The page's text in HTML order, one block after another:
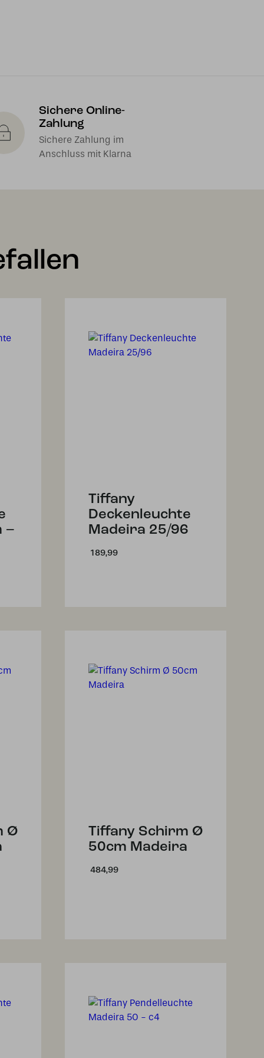
Sichere Online-
Zahlung
Sichere Zahlung im
Anschluss mit Klarna
–
Tiffany
Deckenleuchte
Madeira 25/96
189,99
Ø
Tiffany Schirm Ø
50cm Madeira
484,99